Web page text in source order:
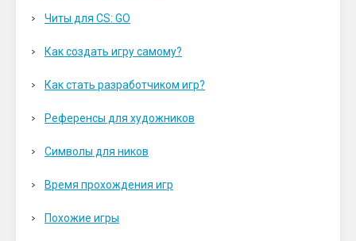
Читы для CS: GO
Как создать игру самому?
Как стать разработчиком игр?
Референсы для художников
Символы для ников
Время прохождения игр
Похожие игры